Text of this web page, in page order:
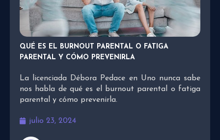
QUÉ ES EL BURNOUT PARENTAL O FATIGA
PARENTAL Y CÓMO PREVENIRLA
La licenciada Débora Pedace en Uno nunca sabe
nos habla de qué es el burnout parental o fatiga
parental y cómo prevenirla.
julio 23, 2024